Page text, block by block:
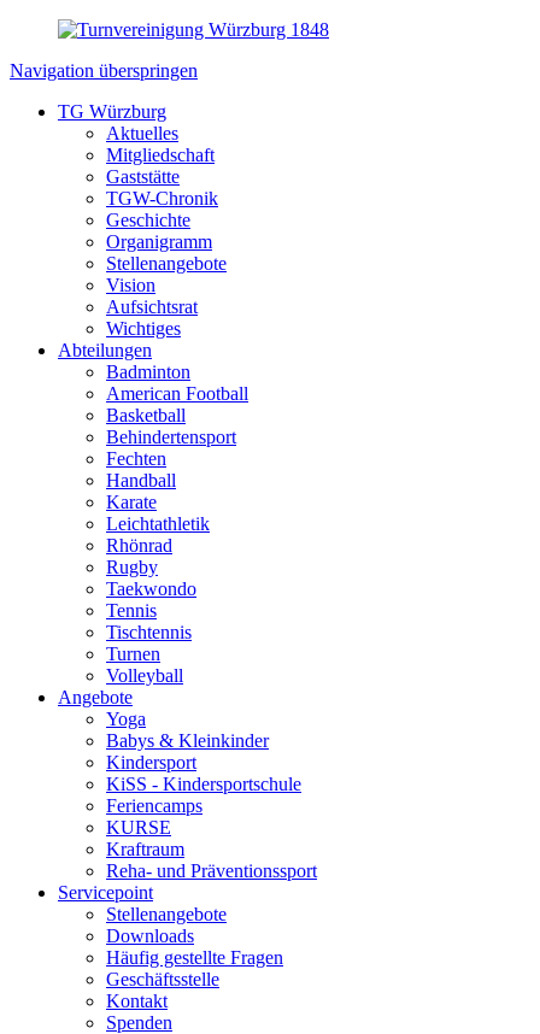
Navigation überspringen
TG Würzburg
Aktuelles
Mitgliedschaft
Gaststätte
TGW-Chronik
Geschichte
Organigramm
Stellenangebote
Vision
Aufsichtsrat
Wichtiges
Abteilungen
Badminton
American Football
Basketball
Behindertensport
Fechten
Handball
Karate
Leichtathletik
Rhönrad
Rugby
Taekwondo
Tennis
Tischtennis
Turnen
Volleyball
Angebote
Yoga
Babys & Kleinkinder
Kindersport
KiSS - Kindersportschule
Feriencamps
KURSE
Kraftraum
Reha- und Präventionssport
Servicepoint
Stellenangebote
Downloads
Häufig gestellte Fragen
Geschäftsstelle
Kontakt
Spenden